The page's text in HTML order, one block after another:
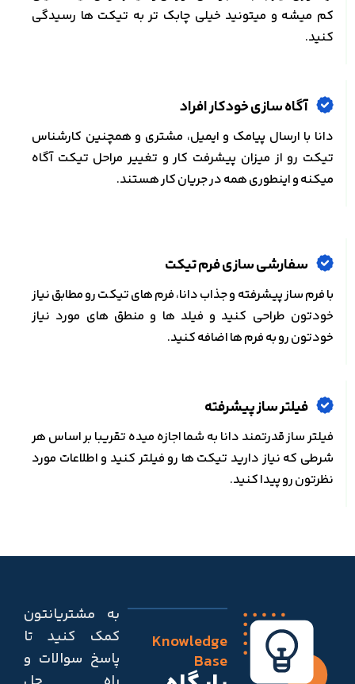
کم میشه و میتونید خیلی چابک تر به تیکت ها رسیدگی
کنید.
آگاه سازی خودکار افراد
دانا با ارسال پیامک و ایمیل، مشتری و همچنین کارشناس
تیکت رو از میزان پیشرفت کار و تغییر مراحل تیکت آگاه
میکنه و اینطوری همه در جریان کار هستند.
سفارشی سازی فرم تیکت
با فرم ساز پیشرفته و جذاب دانا، فرم های تیکت رو مطابق نیاز
خودتون طراحی کنید و فیلد ها و منطق های مورد نیاز
خودتون رو به فرم ها اضافه کنید.
فیلتر ساز پیشرفته
فیلتر ساز قدرتمند دانا به شما اجازه میده تقریبا بر اساس هر
شرطی که نیاز دارید تیکت ها رو فیلتر کنید و اطلاعات مورد
نظرتون رو پیدا کنید.
Knowledge
Base
به مشتریانتون
کمک کنید تا
پاسخ سوالات و